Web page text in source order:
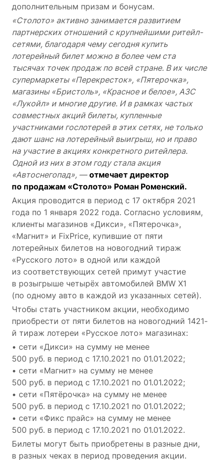
дополнительным призам и бонусам.
«Столото» активно занимается развитием
партнерских отношений с крупнейшими ритейл-
сетями, благодаря чему сегодня купить
лотерейный билет можно в более чем ста
тысячах точек продаж по всей стране. В их числе
супермаркеты «Перекресток», «Пятерочка»,
магазины «Бристоль», «Красное и белое», АЗС
«Лукойл» и многие другие. И в рамках частых
совместных акций билеты, купленные
участниками гослотерей в этих сетях, не только
дают шанс на лотерейный выигрыш, но и право
на участие в акциях конкретного ритейлера.
Одной из них в этом году стала акция
«Автоснегопад», — отмечает директор
по продажам «Столото» Роман Роменский.
Акция проводится в период с 17 октября 2021
года по 1 января 2022 года. Согласно условиям,
клиенты магазинов «Дикси», «Пятерочка»,
«Магнит» и FixPrice, купившие от пяти
лотерейных билетов на новогодний тираж
«Русского лото» в одной или каждой
из соответствующих сетей примут участие
в розыгрыше четырёх автомобилей BMW X1
(по одному авто в каждой из указанных сетей).
Чтобы стать участником акции, необходимо
приобрести от пяти билетов на новогодний 1421-
й тираж лотереи «Русское лото» магазинах:
• сети «Дикси» на сумму не менее
500 руб. в период с 17.10.2021 по 01.01.2022;
• сети «Магнит» на сумму не менее
500 руб. в период с 17.10.2021 по 01.01.2022;
• сети «Пятёрочка» на сумму не менее
500 руб. в период с 17.10.2021 по 01.01.2022;
• сети «Фикс прайс» на сумму не менее
500 руб. в период с 17.10.2021 по 01.01.2022.
Билеты могут быть приобретены в разные дни,
в разных чеках в период проведения акции.